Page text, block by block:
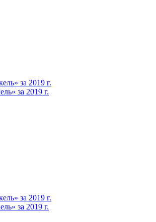
за 2019 г.
за 2019 г.
за 2019 г.
за 2019 г.